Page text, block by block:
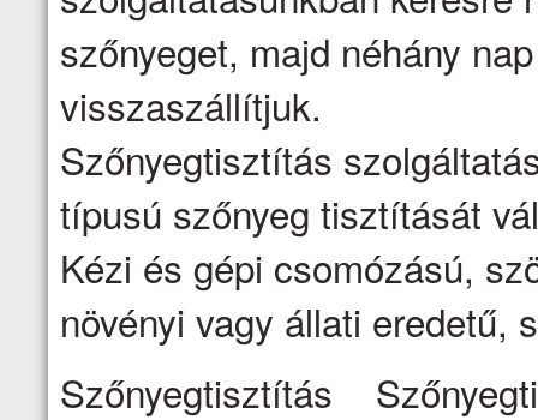
szőnyeget, majd néhány
visszaszállítjuk.
Szőnyegtisztítás
típusú szőnyeg tisztítását
Kézi és gépi csomózású,
növényi vagy állati eredetű,
Szőnyegtisztítás